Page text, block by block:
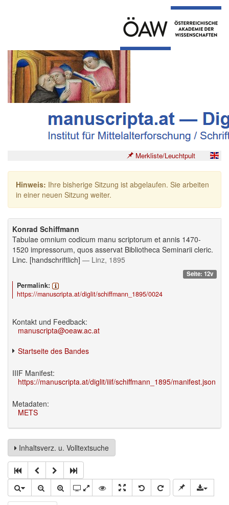
Merkliste/Leuchtpult
Hinweis: Ihre bisherige Sitzung ist abgelaufen. Sie arbeiten
in einer neuen Sitzung weiter.
Konrad Schiffmann
Tabulae omnium codicum manu scriptorum et annis 1470-
1520 impressorum, quos asservat Bibliotheca Seminarii cleric.
Linc. [handschriftlich] — Linz, 1895
Seite: 12v
Permalink:
https://manuscripta.at/diglit/schiffmann_1895/0024
Kontakt und Feedback:
manuscripta@oeaw.ac.at
Startseite des Bandes
IIIF Manifest:
https://manuscripta.at/diglit/iiif/schiffmann_1895/manifest.json
Metadaten:
METS
Inhaltsverz. u. Volltextsuche